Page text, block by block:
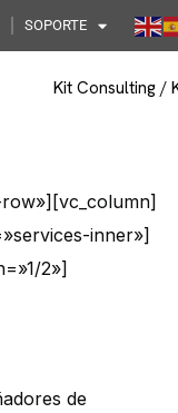
SOPORTE
Kit Consulting /
inner»]
2»]
de